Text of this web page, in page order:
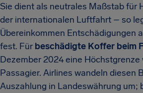
Sie dient als neutrales Maßstab für
der internationalen Luftfahrt – so
Übereinkommen Entschädigungen
fest. Für beschädigte Koffer beim
Dezember 2024 eine Höchstgrenze
Passagier. Airlines wandeln diesen
Auszahlung in Landeswährung um;